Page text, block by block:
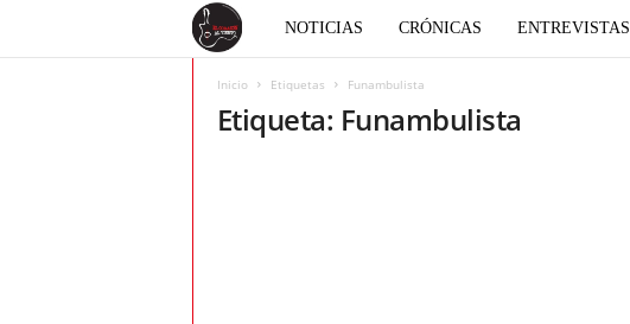
NOTICIAS CRÓNICAS ENTREVISTAS
Inicio Etiquetas Funambulista
Etiqueta: Funambulista